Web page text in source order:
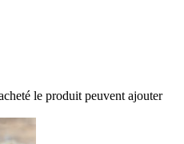
le produit peuvent ajouter